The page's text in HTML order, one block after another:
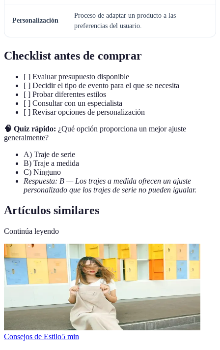
Personalización
Proceso de adaptar un producto a las
preferencias del usuario.
Checklist antes de comprar
[ ] Evaluar presupuesto disponible
[ ] Decidir el tipo de evento para el que se necesita
[ ] Probar diferentes estilos
[ ] Consultar con un especialista
[ ] Revisar opciones de personalización
🧠 Quiz rápido: ¿Qué opción proporciona un mejor ajuste
generalmente?
A) Traje de serie
B) Traje a medida
C) Ninguno
Respuesta: B — Los trajes a medida ofrecen un ajuste
personalizado que los trajes de serie no pueden igualar.
Artículos similares
Continúa leyendo
Consejos de Estilo5 min